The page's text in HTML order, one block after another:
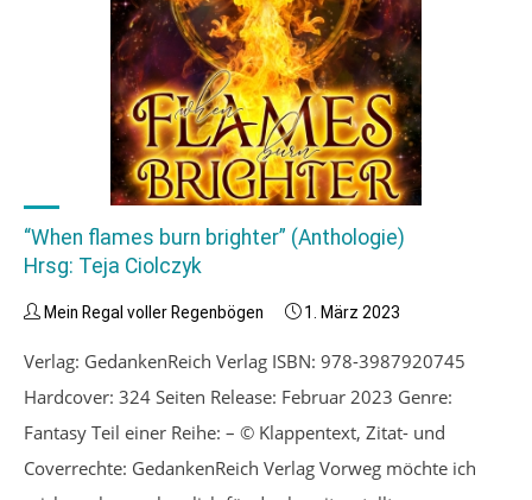
“When flames burn brighter” (Anthologie)
Hrsg: Teja Ciolczyk
Mein Regal voller Regenbögen 1. März 2023
Verlag: GedankenReich Verlag ISBN: 978-3987920745
Hardcover: 324 Seiten Release: Februar 2023 Genre:
Fantasy Teil einer Reihe: – © Klappentext, Zitat- und
Coverrechte: GedankenReich Verlag Vorweg möchte ich